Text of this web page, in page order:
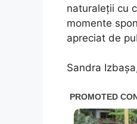
naturaleții cu
momente
apreciat de
Sandra